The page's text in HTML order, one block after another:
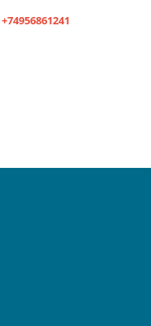
+74956861241